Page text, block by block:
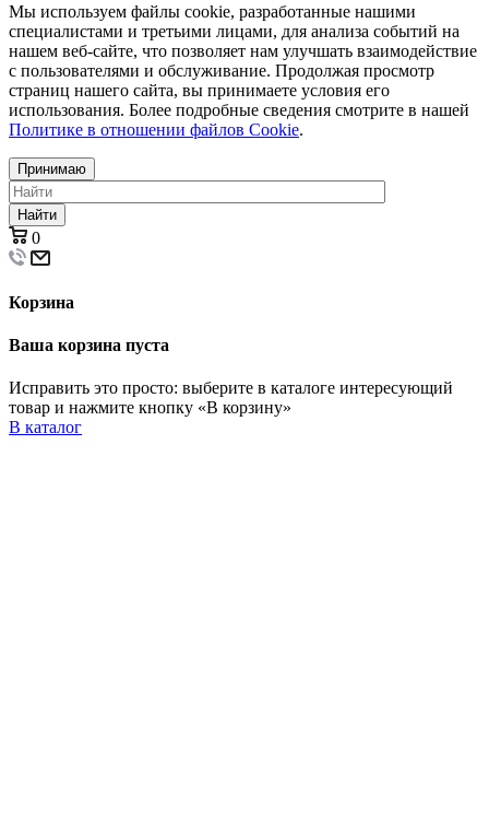
Мы используем файлы cookie, разработанные нашими
специалистами и третьими лицами, для анализа событий на
нашем веб-сайте, что позволяет нам улучшать взаимодействие
с пользователями и обслуживание. Продолжая просмотр
страниц нашего сайта, вы принимаете условия его
использования. Более подробные сведения смотрите в нашей
Политике в отношении файлов Cookie.
Принимаю
Найти
0
Корзина
Ваша корзина пуста
Исправить это просто: выберите в каталоге интересующий
товар и нажмите кнопку «В корзину»
В каталог